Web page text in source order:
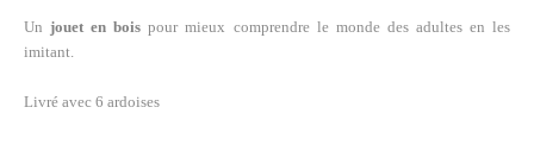
Un jouet en bois pour mieux comprendre le monde des adultes en les
imitant.
Livré avec 6 ardoises